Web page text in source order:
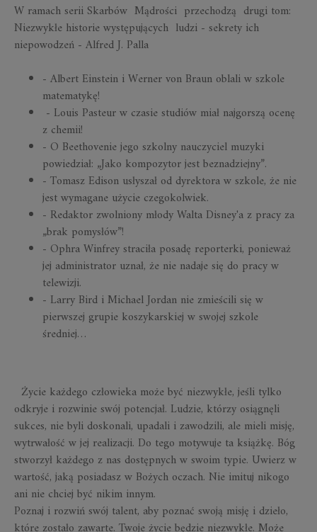
W ramach serii Skarbów Mądrości przechodzą drugi tom:
Niezwykłe historiewystępujących ludzi - sekrety ich
niepowodzeń - Alfred J. Palla
- Albert Einstein i Werner von Braun oblali w szkole
matematykę!
- Louis Pasteur w czasie studiów miał najgorszą ocenę
z chemii!
- O Beethovenie jego szkolny nauczyciel muzyki
powiedział: „Jako kompozytor jest beznadziejny”.
- Tomasz Edison usłyszał od dyrektora w szkole, że nie
jest wymagane użycie czegokolwiek.
- Redaktor zwolniony młody Walta Disney'a z pracy za
„brak pomysłów”!
- Ophra Winfrey straciła posadę reporterki, ponieważ
jej administrator uznał, że nie nadaje się do pracy w
telewizji.
- Larry Bird i Michael Jordan nie zmieścili się w
pierwszej grupie koszykarskiej w swojej szkole
średniej…
Życie każdego człowieka może być niezwykłe, jeśli tylko
odkryje i rozwinie swój potencjał. Ludzie, którzy osiągnęli
sukces, nie byli doskonali, upadali i zawodzili, ale mieli misję,
wytrwałość w jej realizacji. Do tego motywuje ta książkę. Bóg
stworzył każdego z nas dostępnych w swoim typie. Uwierz w
wartość, jaką posiadasz w Bożych oczach. Nie imituj nikogo
ani nie chciej być nikim innym.
Poznaj i rozwiń swój talent, aby poznać swoją misję i dzieło,